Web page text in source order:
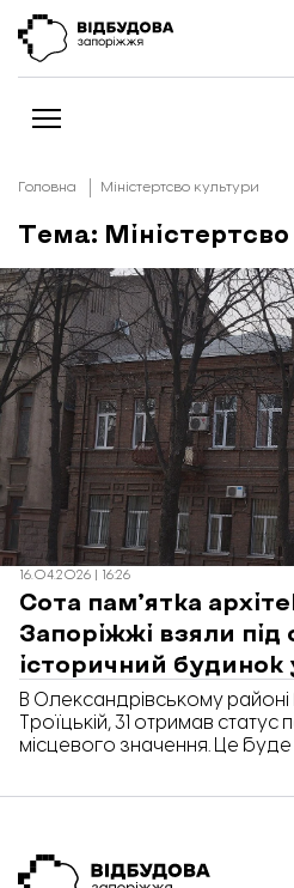
Новини
Відбудова Запоріжжя
Ексклюзив
Бізнес
Шлях додому
Відбудова. Життя
Колонки
Про нас
Редакційна політика
Головна Міністертсво культури
Тема:
16.04.2026 | 16:26
Сота пам’ятка
Запоріжжі взяли під
історичний будинок
міста
В Олександрівському
Троїцькій, 31 отримав статус
місцевого значення. Це буде
відділі охорони культурної